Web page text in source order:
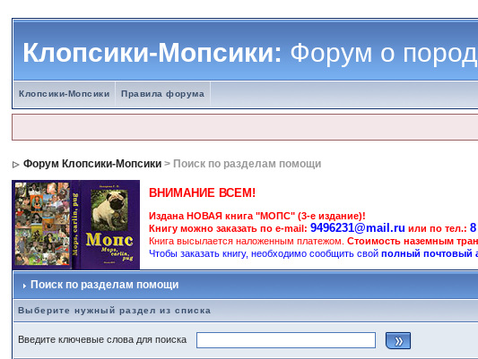
Клопсики-Мопсики:Форум о
Клопсики-Мопсики Правила форума
Форум Клопсики-Мопсики > Поиск по разделам помощи
ВНИМАНИЕ ВСЕМ!
Издана НОВАЯ книга "МОПС" (3-е издание)!
Книгу можно заказать по e-mail:9496231@mail.ru или по тел.:
Книга высылается наложенным платежом.Стоимость наземным
Чтобы заказать книгу, необходимо сообщить свойполный почтовый
Поиск по разделам помощи
Выберите нужный раздел из списка
Введите ключевые слова для поиска